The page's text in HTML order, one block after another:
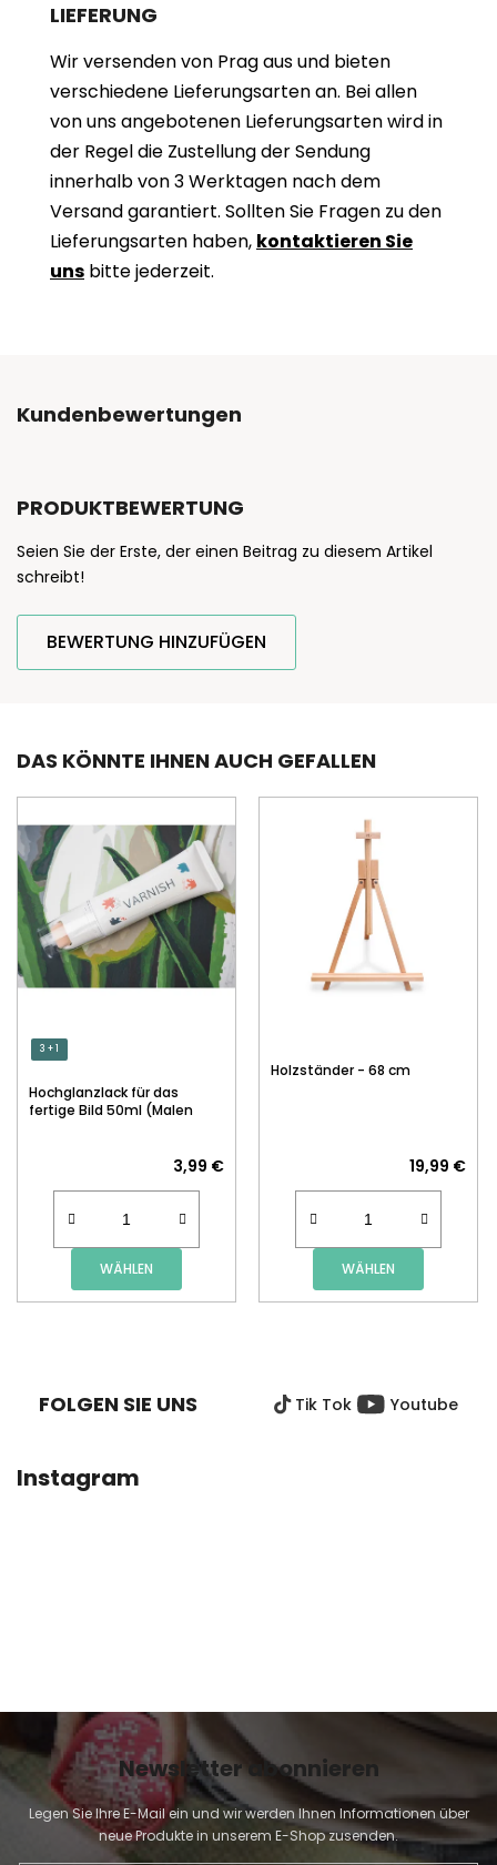
LIEFERUNG
Wir versenden von Prag aus und bieten
verschiedene Lieferungsarten an. Bei allen
von uns angebotenen Lieferungsarten wird in
der Regel die Zustellung der Sendung
innerhalb von 3 Werktagen nach dem
Versand garantiert. Sollten Sie Fragen zu den
Lieferungsarten haben, kontaktieren Sie
uns bitte jederzeit.
Kundenbewertungen
PRODUKTBEWERTUNG
Seien Sie der Erste, der einen Beitrag zu diesem Artikel
schreibt!
BEWERTUNG HINZUFÜGEN
DAS KÖNNTE IHNEN AUCH GEFALLEN
3 + 1
Hochglanzlack für das
fertige Bild 50ml (Malen
3,99 €
WÄHLEN
Holzständer - 68 cm
19,99 €
WÄHLEN
FOLGEN SIE UNS Tik Tok Youtube
Instagram
Newsletter abonnieren
Legen Sie Ihre E-Mail ein und wir werden Ihnen Informationen über
neue Produkte in unserem E-Shop zusenden.